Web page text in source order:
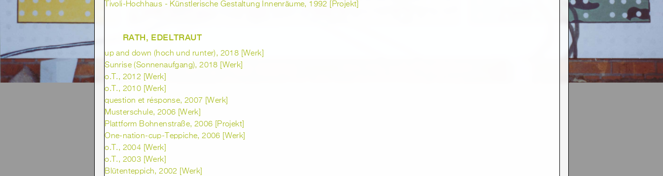
Tivoli-Hochhaus - Künstlerische Gestaltung Innenräume, 1992 [Projekt]
RATH, EDELTRAUT
up and down (hoch und runter), 2018 [Werk]
Sunrise (Sonnenaufgang), 2018 [Werk]
o.T., 2012 [Werk]
o.T., 2010 [Werk]
question et résponse, 2007 [Werk]
Musterschule, 2006 [Werk]
Plattform Bohnenstraße, 2006 [Projekt]
One-nation-cup-Teppiche, 2006 [Werk]
o.T., 2004 [Werk]
o.T., 2003 [Werk]
Blütenteppich, 2002 [Werk]